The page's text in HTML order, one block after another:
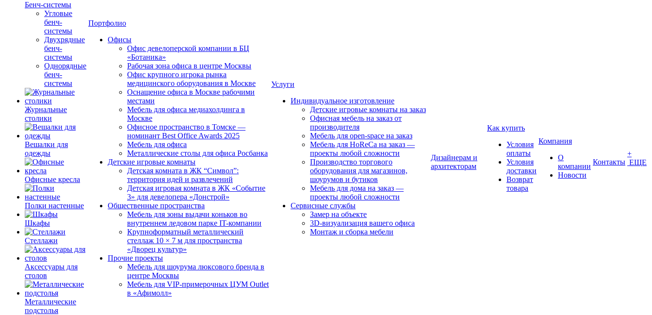
Бенч-системы
Угловые
бенч-
системы
Двухрядные
бенч-
системы
Однорядные
бенч-
системы
Журнальные
столики
Вешалки для
одежды
Офисные кресла
Полки настенные
Шкафы
Стеллажи
Аксессуары для
столов
Металлические
подстолья
Портфолио
Офисы
Офис девелоперской компании в БЦ
«Ботаника»
Рабочая зона офиса в центре Москвы
Офис крупного игрока рынка
медицинского оборудования в Москве
Оснащение офиса в Москве рабочими
местами
Мебель для офиса медиахолдинга в
Москве
Офисное пространство в Томске —
номинант Best Office Awards 2025
Мебель для офиса
Металлические столы для офиса Росбанка
Детские игровые комнаты
Детская комната в ЖК “Символ”:
территория идей и развлечений
Детская игровая комната в ЖК «Событие
3» для девелопера «Донстрой»
Общественные пространства
Мебель для зоны выдачи коньков во
внутреннем ледовом парке IT-компании
Крупноформатный металлический
стеллаж 10 × 7 м для пространства
«Дворец культур»
Прочие проекты
Мебель для шоурума люксового бренда в
центре Москвы
Мебель для VIP-примерочных ЦУМ Outlet
в «Афимолл»
Услуги
Индивидуальное изготовление
Детские игровые комнаты на заказ
Офисная мебель на заказ от
производителя
Мебель для open-space на заказ
Мебель для HoReCa на заказ —
проекты любой сложности
Производство торгового
оборудования для магазинов,
шоурумов и бутиков
Мебель для дома на заказ —
проекты любой сложности
Сервисные службы
Замер на объекте
3D-визуализация вашего офиса
Монтаж и сборка мебели
Дизайнерам и
архитекторам
Как купить
Условия
оплаты
Условия
доставки
Возврат
товара
Компания
О
компании
Новости
Контакты
+
ЕЩЕ